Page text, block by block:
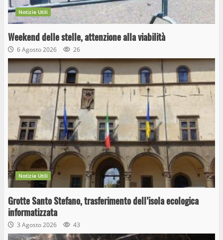
Notizie Utili
Weekend delle stelle, attenzione alla viabilità
6 Agosto 2026 26
Notizie Utili
Grotte Santo Stefano, trasferimento dell’isola ecologica
informatizzata
3 Agosto 2026 43